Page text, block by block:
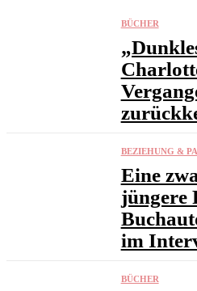
BÜCHER
BEZIEHUNG &
Eine
jüngere
im
BÜCHER